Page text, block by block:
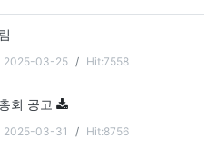
2025-03-25 Hit:7558
회 공고
2025-03-31 Hit:8756